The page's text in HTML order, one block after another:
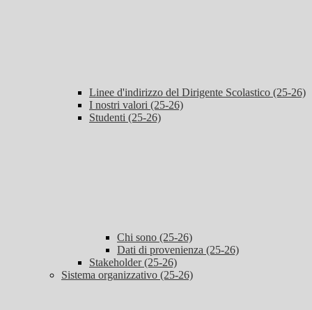
Linee d'indirizzo del Dirigente Scolastico (25-26)
I nostri valori (25-26)
Studenti (25-26)
Chi sono (25-26)
Dati di provenienza (25-26)
Stakeholder (25-26)
Sistema organizzativo (25-26)